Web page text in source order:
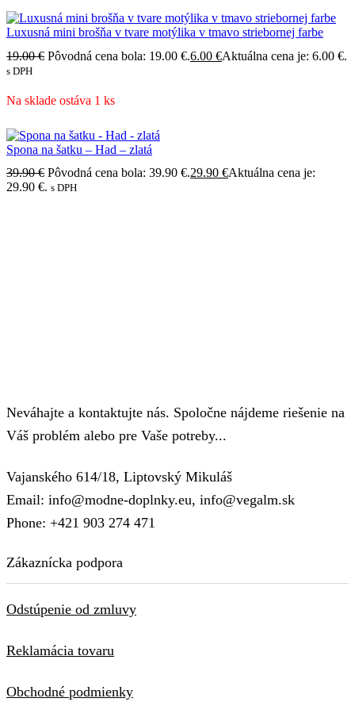
Luxusná mini brošňa v tvare motýlika v tmavo striebornej farbe
19.00€ Pôvodná cena bola: 19.00 €.6.00 €Aktuálna cena je: 6.00 €.
s DPH
Na sklade ostáva 1 ks
Spona na šatku – Had – zlatá
39.90€ Pôvodná cena bola: 39.90 €.29.90 €Aktuálna cena je:
29.90 €. s DPH
Neváhajte a kontaktujte nás. Spoločne nájdeme riešenie na
Váš problém alebo pre Vaše potreby...
Vajanského 614/18, Liptovský Mikuláš
Email: info@modne-doplnky.eu, info@vegalm.sk
Phone: +421 903 274 471
Zákaznícka podpora
Odstúpenie od zmluvy
Reklamácia tovaru
Obchodné podmienky